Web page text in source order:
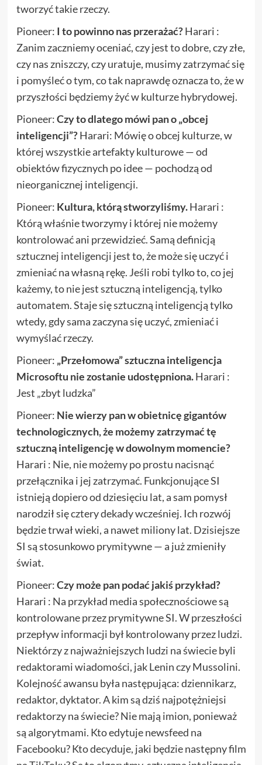
tworzyć takie rzeczy.
Pioneer: I to powinno nas przerażać?Harari :
Zanim zaczniemy oceniać, czy jest to dobre, czy złe,
czy nas zniszczy, czy uratuje, musimy zatrzymać się
i pomyśleć o tym, co tak naprawdę oznacza to, że w
przyszłości będziemy żyć w kulturze hybrydowej.
Pioneer:Czy to dlatego mówi pan o „obcej
inteligencji”?Harari: Mówię o obcej kulturze, w
której wszystkie artefakty kulturowe — od
obiektów fizycznych po idee — pochodzą od
nieorganicznej inteligencji.
Pioneer: Kultura, którą stworzyliśmy.Harari :
Którą właśnie tworzymy i której nie możemy
kontrolować ani przewidzieć. Samą definicją
sztucznej inteligencji jest to, że może się uczyć i
zmieniać na własną rękę. Jeśli robi tylko to, co jej
każemy, to nie jest sztuczną inteligencją, tylko
automatem. Staje się sztuczną inteligencją tylko
wtedy, gdy sama zaczyna się uczyć, zmieniać i
wymyślać rzeczy.
Pioneer: „Przełomowa” sztuczna inteligencja
Microsoftu nie zostanie udostępniona.Harari :
Jest „zbyt ludzka”
Pioneer: Nie wierzy pan w obietnicę gigantów
technologicznych, że możemy zatrzymać tę
sztuczną inteligencję w dowolnym momencie?
Harari : Nie, nie możemy po prostu nacisnąć
przełącznika i jej zatrzymać. Funkcjonujące SI
istnieją dopiero od dziesięciu lat, a sam pomysł
narodził się cztery dekady wcześniej. Ich rozwój
będzie trwał wieki, a nawet miliony lat. Dzisiejsze
SI są stosunkowo prymitywne — a już zmieniły
świat.
Pioneer:Czy może pan podać jakiś przykład?
Harari : Na przykład media społecznościowe są
kontrolowane przez prymitywne SI. W przeszłości
przepływ informacji był kontrolowany przez ludzi.
Niektórzy z najważniejszych ludzi na świecie byli
redaktorami wiadomości, jak Lenin czy Mussolini.
Kolejność awansu była następująca: dziennikarz,
redaktor, dyktator. A kim są dziś najpotężniejsi
redaktorzy na świecie? Nie mają imion, ponieważ
są algorytmami. Kto edytuje newsfeed na
Facebooku? Kto decyduje, jaki będzie następny film